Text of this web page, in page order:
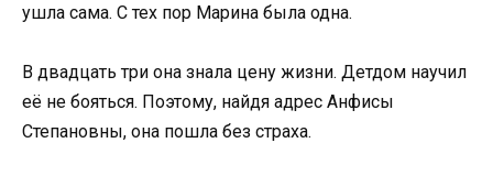
ушла сама. С тех пор Марина была одна.
В двадцать три она знала цену жизни. Детдом научил
её не бояться. Поэтому, найдя адрес Анфисы
Степановны, она пошла без страха.